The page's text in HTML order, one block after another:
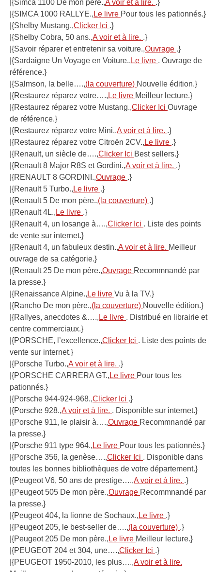
|{Simca 1100 De mon père.,A voir et à lire. .}
|{SIMCA 1000 RALLYE., Le livre Pour tous les pationnés.}
|{Shelby Mustang.,Clicker Ici .}
|{Shelby Cobra, 50 ans.,A voir et à lire. .}
|{Savoir réparer et entretenir sa voiture.,Ouvrage .}
|{Sardaigne Un Voyage en Voiture., Le livre . Ouvrage de
référence.}
|{Salmson, la belle….,(la couverture) Nouvelle édition.}
|{Restaurez réparez votre…., Le livre Meilleur lecture.}
|{Restaurez réparez votre Mustang.,Clicker Ici Ouvrage
de référence.}
|{Restaurez réparez votre Mini.,A voir et à lire. .}
|{Restaurez réparez votre Citroën 2CV., Le livre .}
|{Renault, un siècle de….,Clicker Ici Best sellers.}
|{Renault 8 Major R8S et Gordini.,A voir et à lire. .}
|{RENAULT 8 GORDINI.,Ouvrage .}
|{Renault 5 Turbo., Le livre .}
|{Renault 5 De mon père.,(la couverture) .}
|{Renault 4L., Le livre .}
|{Renault 4, un losange à….,Clicker Ici . Liste des points
de vente sur internet.}
|{Renault 4, un fabuleux destin.,A voir et à lire. Meilleur
ouvrage de sa catégorie.}
|{Renault 25 De mon père.,Ouvrage Recommnandé par
la presse.}
|{Renaissance Alpine., Le livre Vu à la TV.}
|{Rancho De mon père.,(la couverture) Nouvelle édition.}
|{Rallyes, anecdotes &…., Le livre . Distribué en librairie et
centre commerciaux.}
|{PORSCHE, l’excellence.,Clicker Ici . Liste des points de
vente sur internet.}
|{Porsche Turbo.,A voir et à lire. .}
|{PORSCHE CARRERA GT., Le livre Pour tous les
pationnés.}
|{Porsche 944-924-968.,Clicker Ici .}
|{Porsche 928.,A voir et à lire. . Disponible sur internet.}
|{Porsche 911, le plaisir à….,Ouvrage Recommnandé par
la presse.}
|{Porsche 911 type 964., Le livre Pour tous les pationnés.}
|{Porsche 356, la genèse….,Clicker Ici . Disponible dans
toutes les bonnes bibliothèques de votre département.}
|{Peugeot V6, 50 ans de prestige….,A voir et à lire. .}
|{Peugeot 505 De mon père.,Ouvrage Recommnandé par
la presse.}
|{Peugeot 404, la lionne de Sochaux., Le livre .}
|{Peugeot 205, le best-seller de….,(la couverture) .}
|{Peugeot 205 De mon père., Le livre Meilleur lecture.}
|{PEUGEOT 204 et 304, une….,Clicker Ici .}
|{PEUGEOT 1950-2010, les plus….,A voir et à lire.